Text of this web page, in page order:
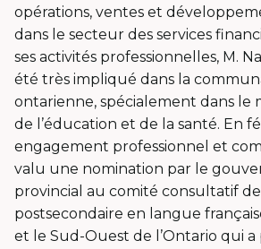
opérations, ventes et
dans le secteur des services
ses activités professionnelles, M.
été très impliqué dans la
ontarienne, spécialement dans le
de l’éducation et de la santé. En
engagement professionnel et
valu une nomination par le
provincial au comité consultatif
postsecondaire en langue
et le Sud-Ouest de l’Ontario qui